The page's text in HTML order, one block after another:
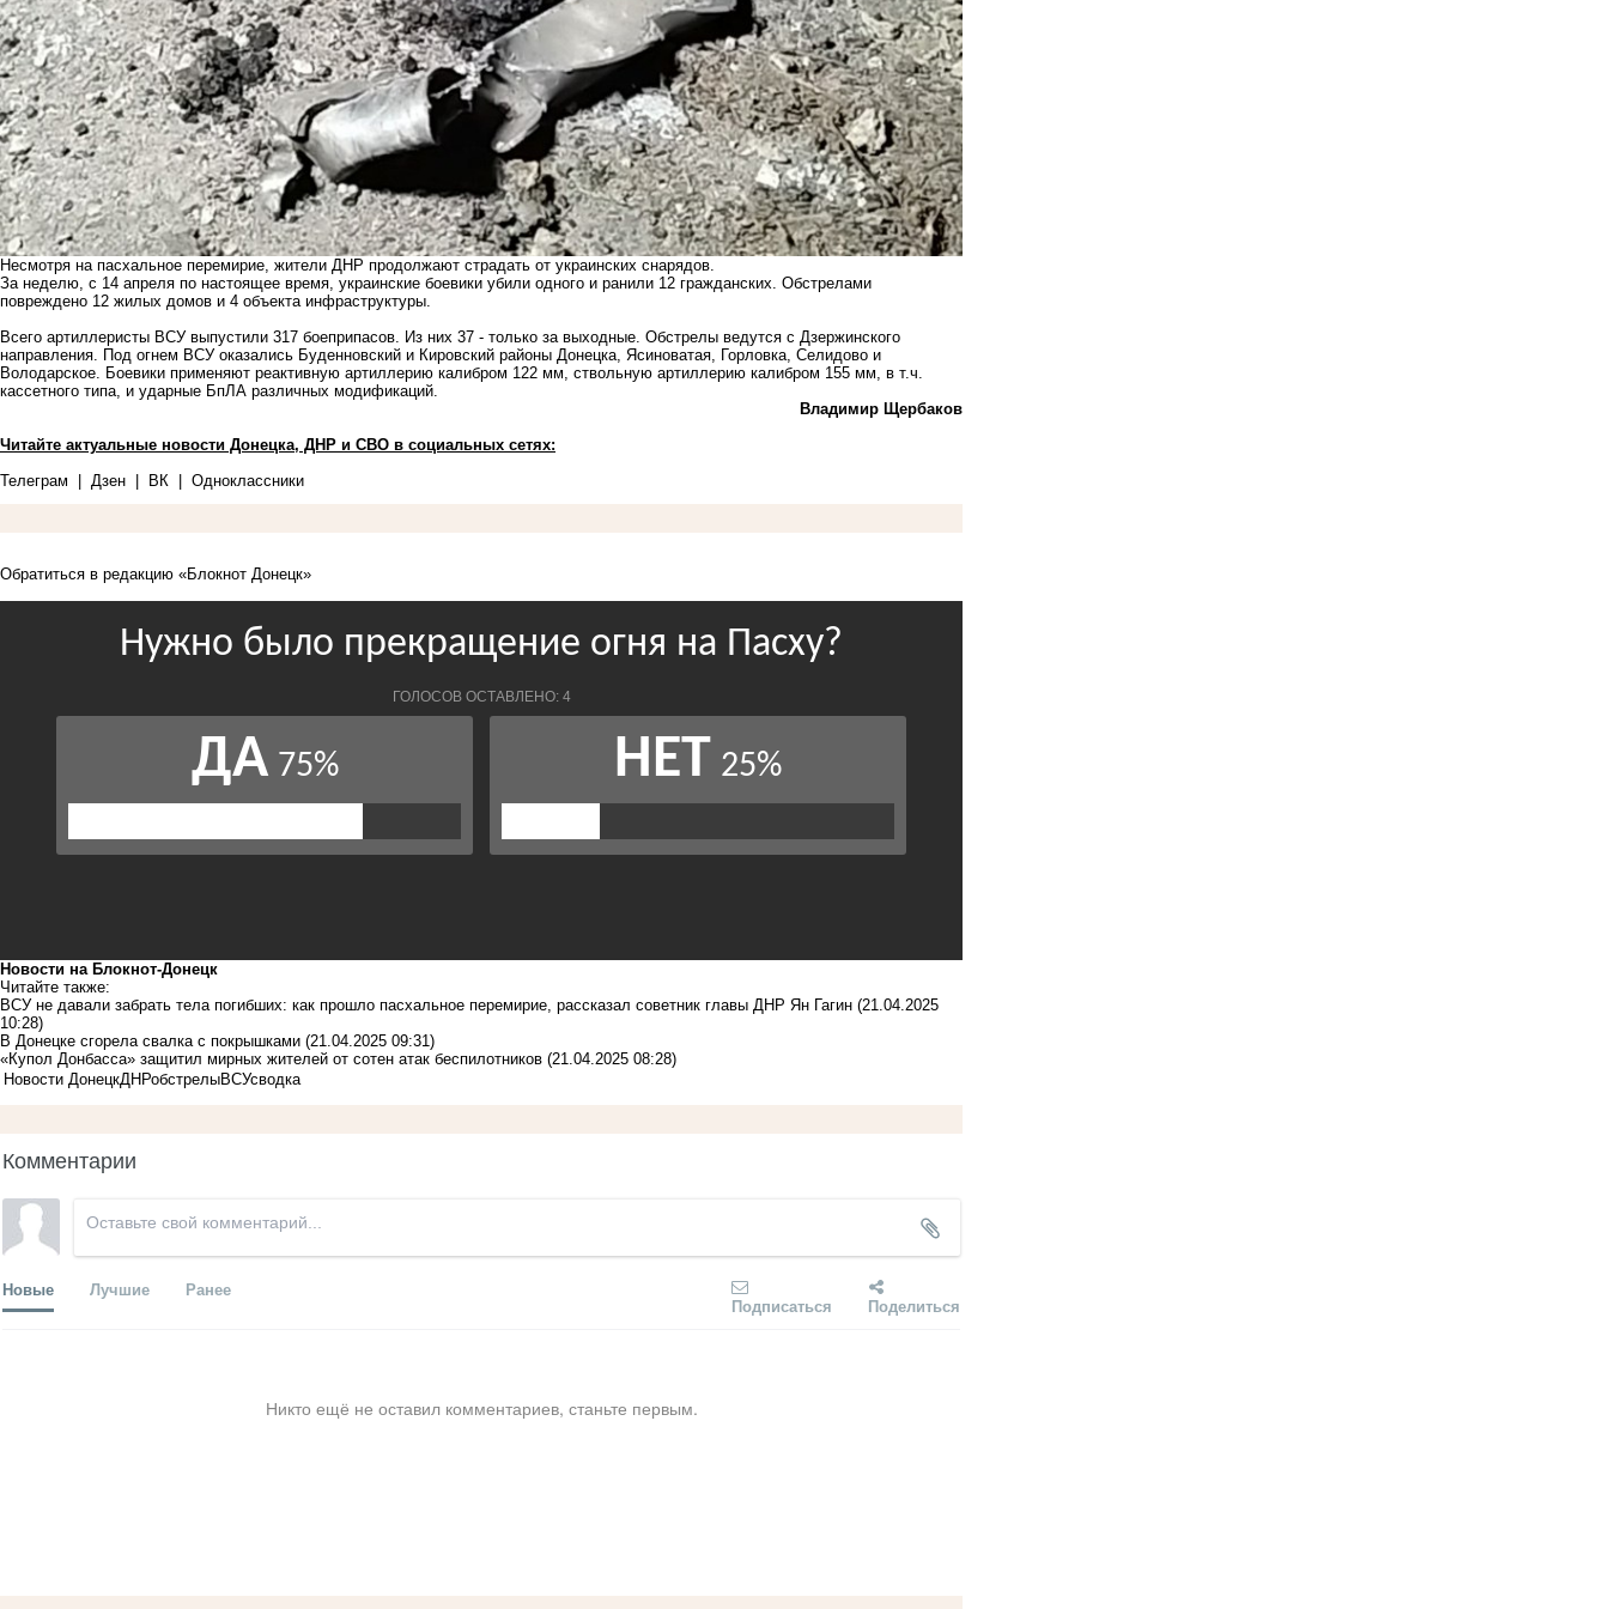
Несмотря на пасхальное перемирие, жители ДНР продолжают страдать от украинских снарядов.
За неделю, с 14 апреля по настоящее время, украинские боевики убили одного и ранили 12 гражданских. Обстрелами
повреждено 12 жилых домов и 4 объекта инфраструктуры.
Всего артиллеристы ВСУ выпустили 317 боеприпасов. Из них 37 - только за выходные. Обстрелы ведутся с Дзержинского
направления. Под огнем ВСУ оказались Буденновский и Кировский районы Донецка, Ясиноватая, Горловка, Селидово и
Володарское. Боевики применяют реактивную артиллерию калибром 122 мм, ствольную артиллерию калибром 155 мм, в т.ч.
кассетного типа, и ударные БпЛА различных модификаций.
Владимир Щербаков
Читайте актуальные новости Донецка, ДНР и СВО в социальных сетях:
Телеграм
Дзен ВК Одноклассники
Обратиться в редакцию «Блокнот Донецк»
Новости на Блoкнoт-Донецк
Читайте также:
ВСУ не давали забрать тела погибших: как прошло пасхальное перемирие, рассказал советник главы ДНР Ян Гагин (21.04.2025
10:28)
В Донецке сгорела свалка с покрышками (21.04.2025 09:31)
«Купол Донбасса» защитил мирных жителей от сотен атак беспилотников (21.04.2025 08:28)
Новости ДонецкДНРобстрелыВСУсводка
Комментарии
Новые Лучшие Ранее
Подписаться Поделиться
Никто ещё не оставил комментариев, станьте первым.